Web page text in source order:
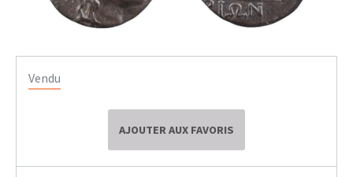
Vendu
AJOUTER AUX FAVORIS